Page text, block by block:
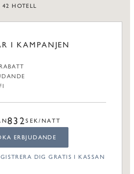
HOTELL
I KAMPANJEN
832SEK/NATT
ERBJUDANDE
DIG GRATIS I KASSAN